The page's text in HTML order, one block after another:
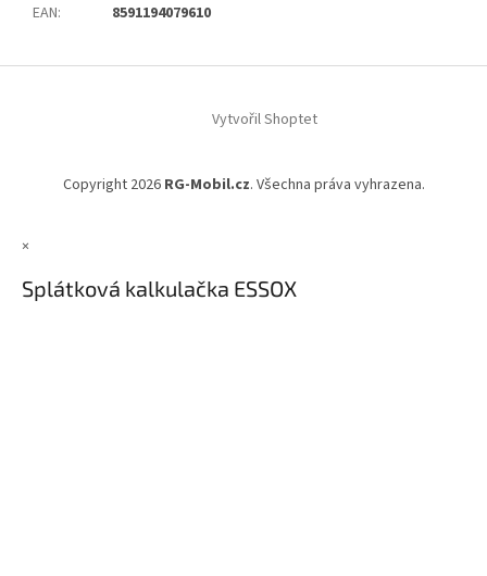
EAN: 8591194079610
Vytvořil Shoptet
Copyright 2026 RG-Mobil.cz. Všechna práva vyhrazena.
×
Splátková kalkulačka ESSOX